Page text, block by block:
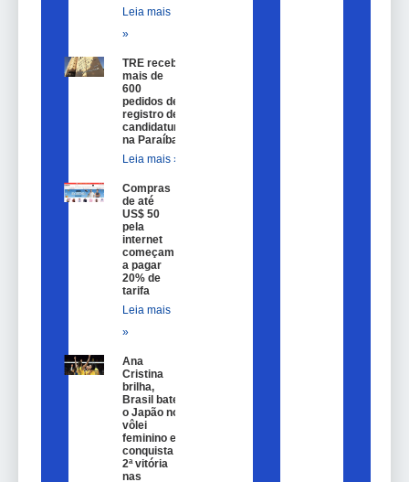
Leia mais
»
TRE recebe
mais de
600
pedidos de
registro de
candidatura
na Paraíba
Leia mais »
Compras
de até
US$ 50
pela
internet
começam
a pagar
20% de
tarifa
Leia mais
»
Ana
Cristina
brilha,
Brasil bate
o Japão no
vôlei
feminino e
conquista
2ª vitória
nas